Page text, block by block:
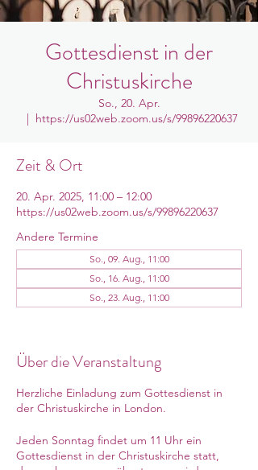
Gottesdienst in der
Christuskirche
So., 20. Apr.
  |
https://us02web.zoom.us/s/99896220637
Zeit & Ort
20. Apr. 2025, 11:00 – 12:00
https://us02web.zoom.us/s/99896220637
Andere Termine
So., 09. Aug., 11:00
So., 16. Aug., 11:00
So., 23. Aug., 11:00
Über die Veranstaltung
Herzliche Einladung zum Gottesdienst in
der Christuskirche in London.
Jeden Sonntag findet um 11 Uhr ein
Gottesdienst in der Christuskirche statt,